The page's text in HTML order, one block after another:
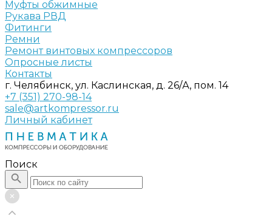
Муфты обжимные
Рукава РВД
Фитинги
Ремни
Ремонт винтовых компрессоров
Опросные листы
Контакты
г. Челябинск, ул. Каслинская, д. 26/А, пом. 14
+7 (351) 270-98-14
sale@artkompressor.ru
Личный кабинет
Поиск